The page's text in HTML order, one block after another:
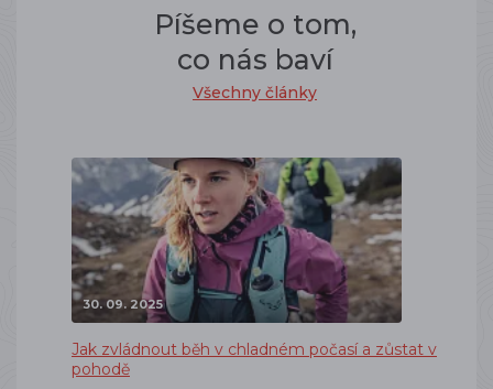
Píšeme o tom,
co nás baví
Všechny články
30. 09. 2025
Jak zvládnout běh v chladném počasí a zůstat v
pohodě